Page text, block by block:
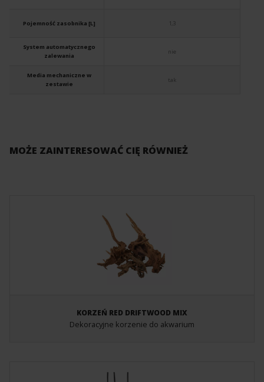
Pojemność zasobnika [L]
System automatycznego
zalewania
Media mechaniczne w
zestawie
1,3
nie
tak
MOŻE ZAINTERESOWAĆ CIĘ RÓWNIEŻ
KORZEŃ RED DRIFTWOOD MIX
Dekoracyjne korzenie do akwarium